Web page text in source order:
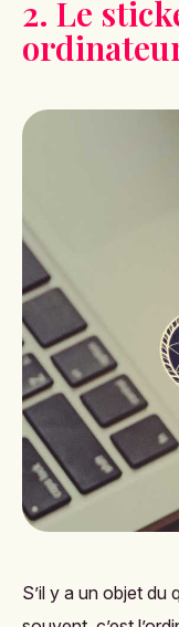
2. Le
S’il y a un objet du